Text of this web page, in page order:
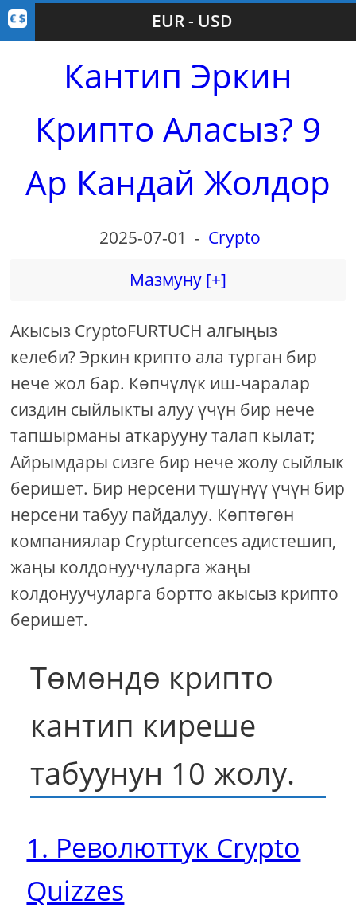
EUR - USD
Кантип Эркин
Крипто Аласыз? 9
Ар Кандай Жолдор
2025-07-01 - Crypto
Мазмуну [+]
Акысыз CryptoFURTUCH алгыңыз
келеби? Эркин крипто ала турган бир
нече жол бар. Көпчүлүк иш-чаралар
сиздин сыйлыкты алуу үчүн бир нече
тапшырманы аткарууну талап кылат;
Айрымдары сизге бир нече жолу сыйлык
беришет. Бир нерсени түшүнүү үчүн бир
нерсени табуу пайдалуу. Көптөгөн
компаниялар Crypturcences адистешип,
жаңы колдонуучуларга жаңы
колдонуучуларга бортто акысыз крипто
беришет.
Төмөндө крипто
кантип киреше
табуунун 10 жолу.
1. Революттук Crypto
Quizzes